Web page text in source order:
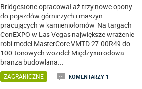
Bridgestone opracował aż trzy nowe opony
do pojazdów górniczych i maszyn
pracujących w kamieniołomów. Na targach
ConEXPO w Las Vegas największe wrażenie
robi model MasterCore VMTD 27.00R49 do
100-tonowych wozideł.Międzynarodowa
branża budowlana...
ZAGRANICZNE KOMENTARZY 1